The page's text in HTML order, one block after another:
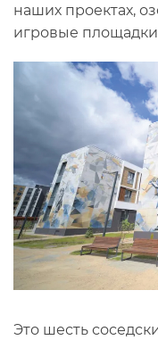
наших проектах,
игровые
Это шесть